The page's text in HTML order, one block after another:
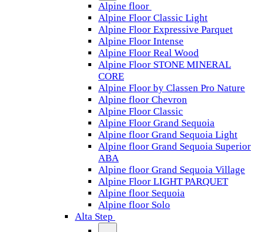
Alpine floor
Alpine Floor Classic Light
Alpine Floor Expressive Parquet
Alpine Floor Intense
Alpine Floor Real Wood
Alpine Floor STONE MINERAL
CORE
Alpine Floor by Classen Pro Nature
Alpine floor Chevron
Alpine Floor Classic
Alpine Floor Grand Sequoia
Alpine floor Grand Sequoia Light
Alpine floor Grand Sequoia Superior
ABA
Alpine floor Grand Sequoia Village
Alpine Floor LIGHT PARQUET
Alpine floor Sequoia
Alpine floor Solo
Alta Step